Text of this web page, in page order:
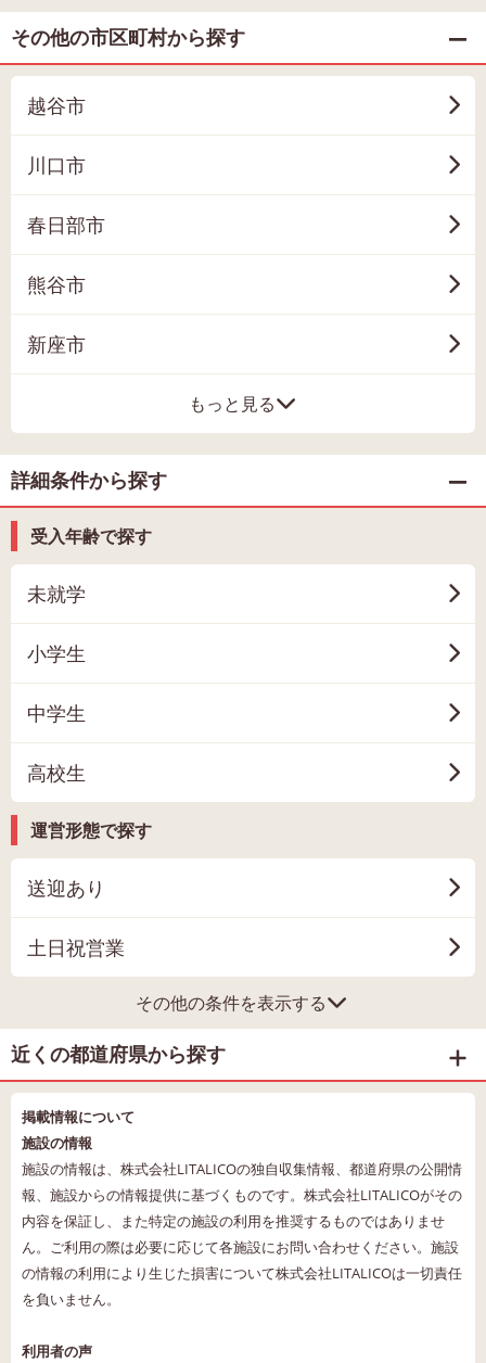
その他の市区町村から探す
越谷市
川口市
春日部市
熊谷市
新座市
もっと見る
詳細条件から探す
受入年齢で探す
未就学
小学生
中学生
高校生
運営形態で探す
送迎あり
土日祝営業
その他の条件を表示する
近くの都道府県から探す
掲載情報について
施設の情報
施設の情報は、株式会社LITALICOの独自収集情報、都道府県の公開情
報、施設からの情報提供に基づくものです。株式会社LITALICOがその
内容を保証し、また特定の施設の利用を推奨するものではありませ
ん。ご利用の際は必要に応じて各施設にお問い合わせください。施設
の情報の利用により生じた損害について株式会社LITALICOは一切責任
を負いません。
利用者の声